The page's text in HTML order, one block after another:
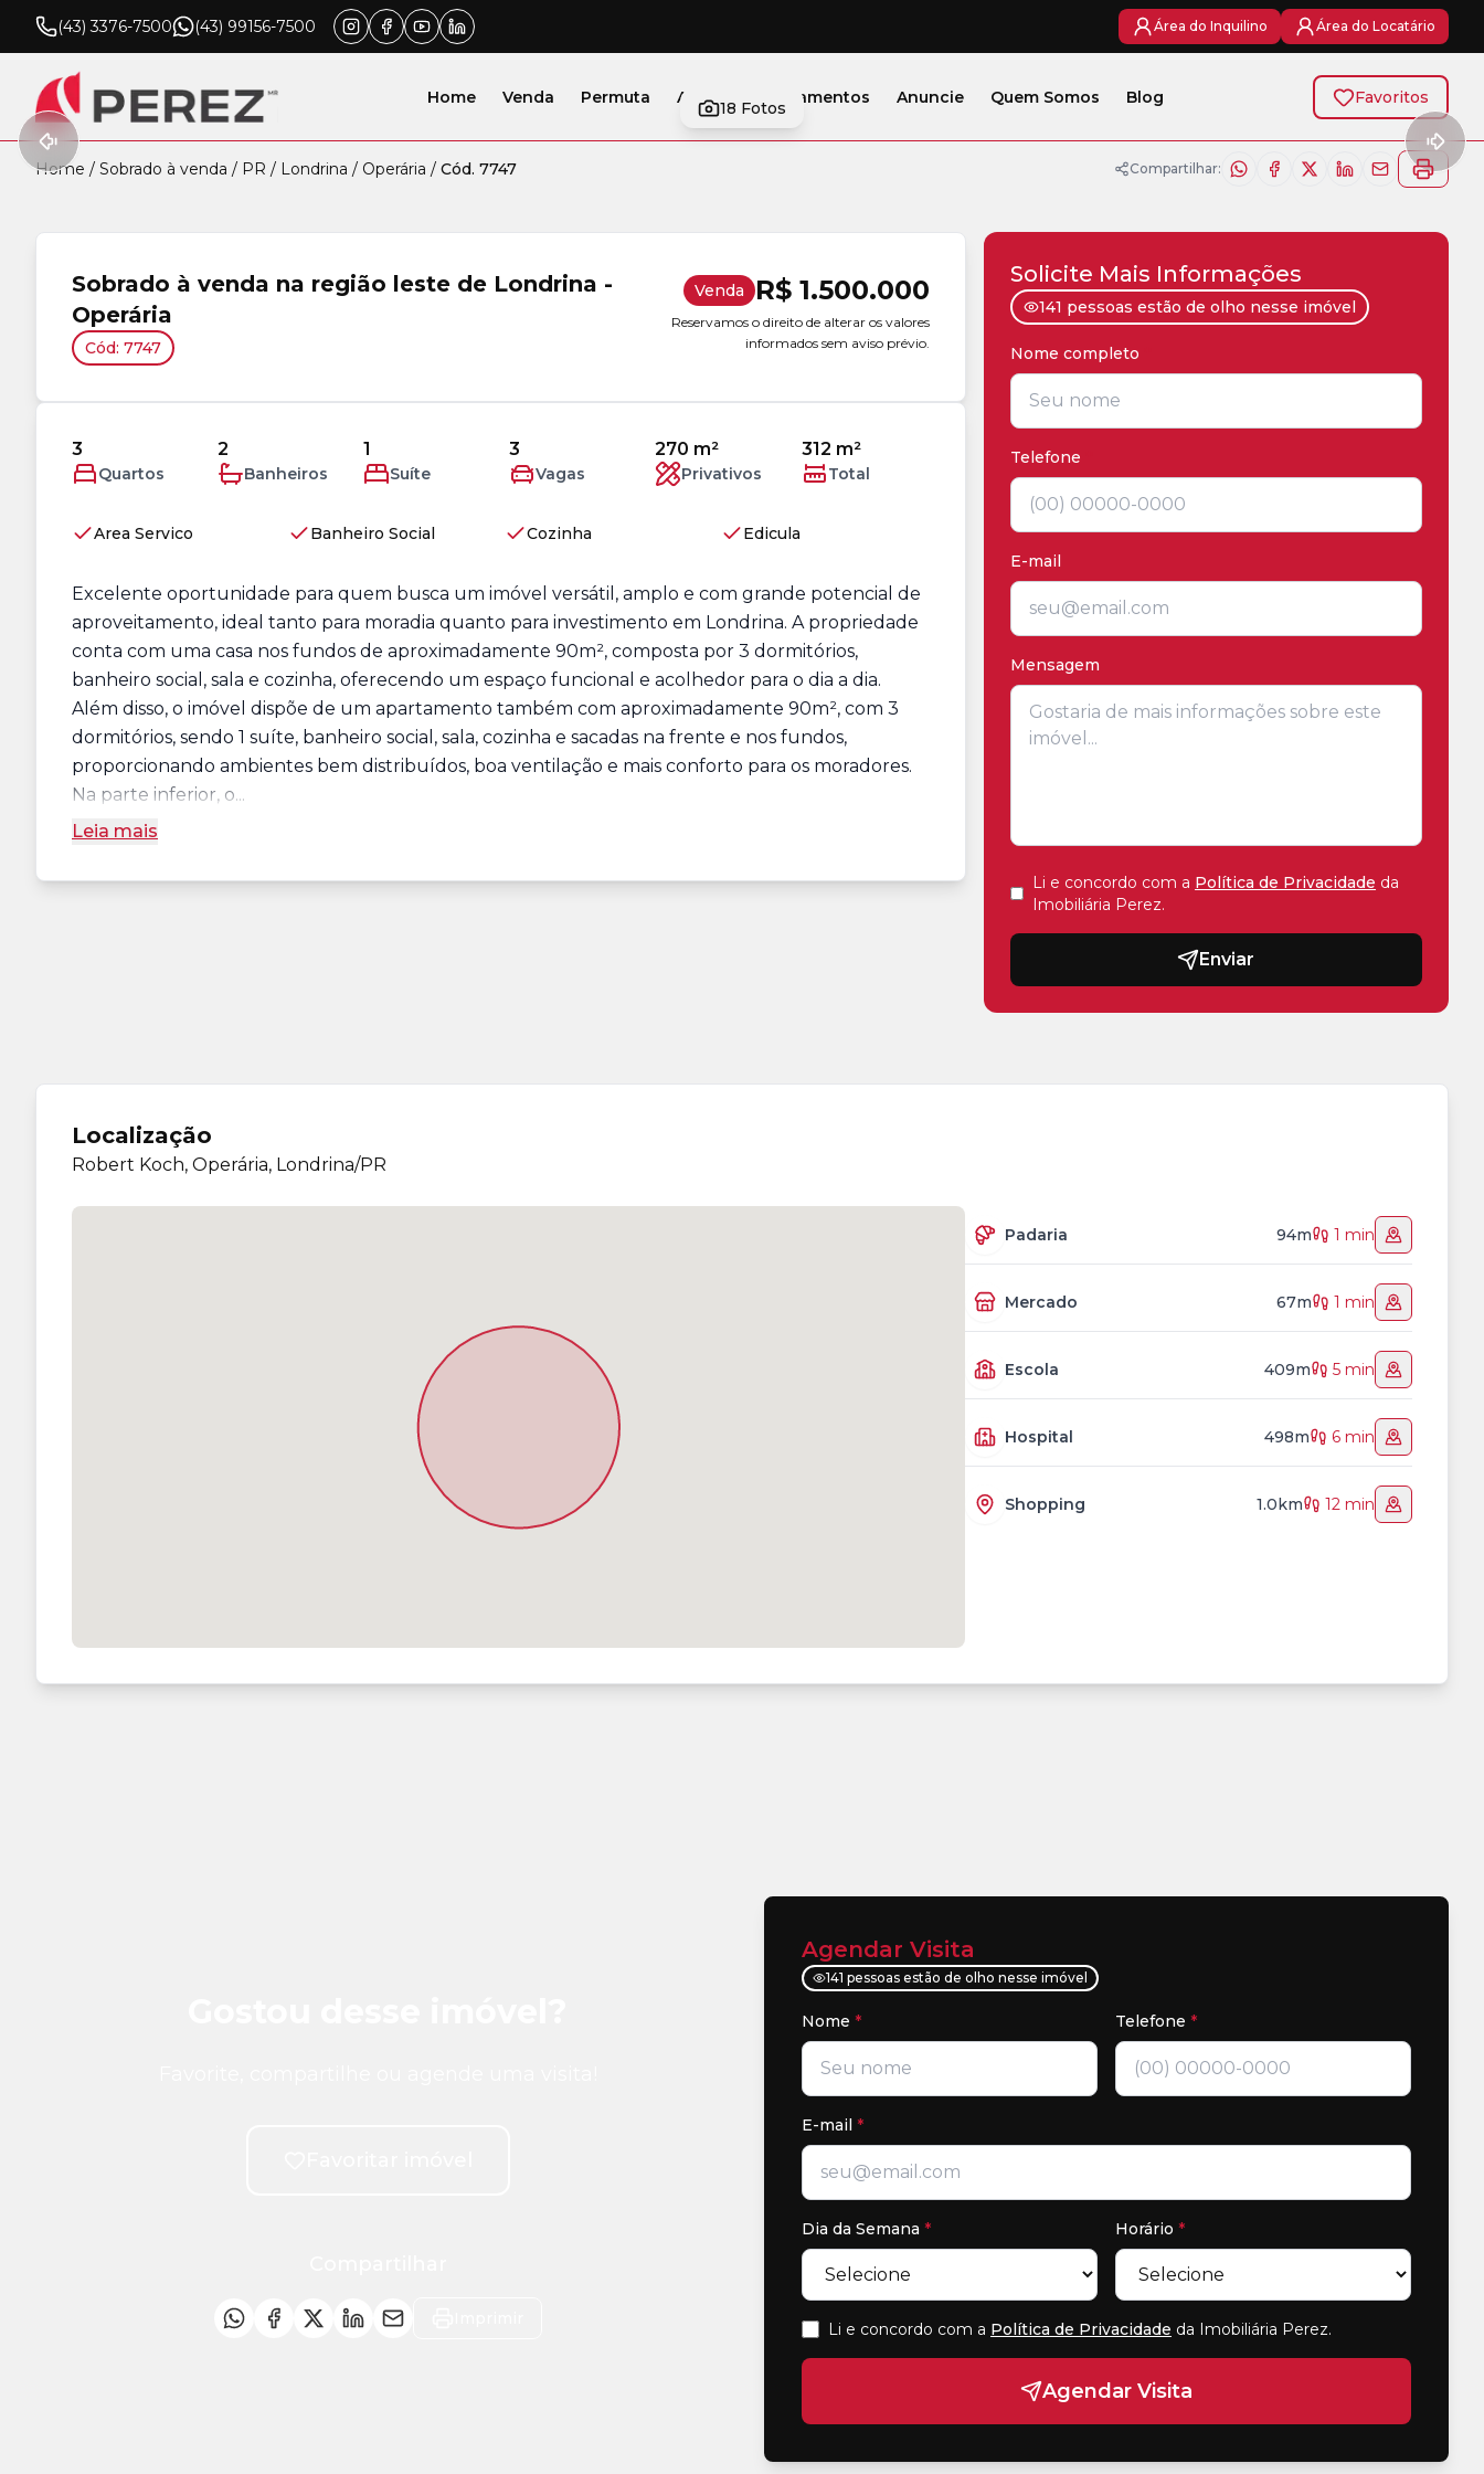
(43) 3376-7500 (43) 99156-7500 Área do Inquilino Área do Locatário
Home Venda Permuta Alugar Lançamentos Anuncie Quem Somos Blog Favoritos
18 Fotos
Home / Sobrado à venda / PR / Londrina / Operária / Cód. 7747 Compartilhar:
Sobrado à venda na região leste de Londrina -
Operária
Cód: 7747
Venda R$ 1.500.000
Reservamos o direito de alterar os valores
informados sem aviso prévio.
3
Quartos
2
Banheiros
1
Suíte
3
Vagas
270 m²
Privativos
312 m²
Total
Area Servico Banheiro Social Cozinha Edicula
Excelente oportunidade para quem busca um imóvel versátil, amplo e com grande potencial de
aproveitamento, ideal tanto para moradia quanto para investimento em Londrina. A propriedade
conta com uma casa nos fundos de aproximadamente 90m², composta por 3 dormitórios,
banheiro social, sala e cozinha, oferecendo um espaço funcional e acolhedor para o dia a dia.
Além disso, o imóvel dispõe de um apartamento também com aproximadamente 90m², com 3
dormitórios, sendo 1 suíte, banheiro social, sala, cozinha e sacadas na frente e nos fundos,
proporcionando ambientes bem distribuídos, boa ventilação e mais conforto para os moradores.
Na parte inferior, o...
Leia mais
Solicite Mais Informações
141 pessoas estão de olho nesse imóvel
Nome completo
Telefone
E-mail
Mensagem
Li e concordo com a Política de Privacidade da
Imobiliária Perez.
Enviar
Localização
Robert Koch, Operária, Londrina/PR
Padaria 94m 1 min
Mercado 67m 1 min
Escola 409m 5 min
Hospital 498m 6 min
Shopping 1.0km 12 min
Agendar Visita
141 pessoas estão de olho nesse imóvel
Nome * Telefone *
E-mail *
Dia da Semana * Horário *
Li e concordo com a Política de Privacidade da Imobiliária Perez.
Agendar Visita